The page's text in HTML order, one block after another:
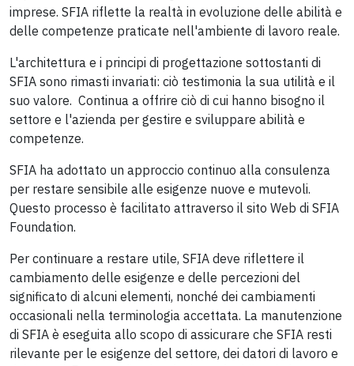
imprese. SFIA riflette la realtà in evoluzione delle abilità e
delle competenze praticate nell'ambiente di lavoro reale.
L'architettura e i principi di progettazione sottostanti di
SFIA sono rimasti invariati: ciò testimonia la sua utilità e il
suo valore. Continua a offrire ciò di cui hanno bisogno il
settore e l'azienda per gestire e sviluppare abilità e
competenze.
SFIA ha adottato un approccio continuo alla consulenza
per restare sensibile alle esigenze nuove e mutevoli.
Questo processo è facilitato attraverso il sito Web di SFIA
Foundation.
Per continuare a restare utile, SFIA deve riflettere il
cambiamento delle esigenze e delle percezioni del
significato di alcuni elementi, nonché dei cambiamenti
occasionali nella terminologia accettata. La manutenzione
di SFIA è eseguita allo scopo di assicurare che SFIA resti
rilevante per le esigenze del settore, dei datori di lavoro e